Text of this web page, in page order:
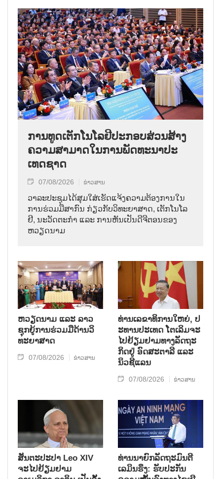
ການ​ທູດ​ເຕັກ​ໂນ​ໂລ​ຢີ​ປະ​ກອບ​ສ່ວນ​ສ້າງ​
ຄວາມ​ສາ​ມາດ​ໃນ​ການ​ພັດ​ທະ​ນາ​ປະ​
ເທດ​ຊາດ
07/08/2026 ຂ່າວສານ
ວາ​ລະ​ປະ​ຊຸມ​ໄດ້​ສຸມ​ໃສ່​ເຮັດ​ແຈ້ງ​ຄວາມ​ຕ້ອງ​ການ​ໃນ​
ການ​ຮ່ວມ​ມື​ສາ​ກົນ ກ່ຽວ​ກັບ​ວິ​ທະ​ຍາ​ສາດ, ເຕັກ​ໂນ​ໂລ​
ຢີ, ນະ​ວັດ​ຕະ​ກຳ ແລະ ການ​ຫັນ​ເປັນ​ດີ​ຈີ​ຕອນ​ຂອງ
ຫວຽດ​ນາມ
ຫວຽດ​ນາມ ແລະ ລາວ​
ຊຸກ​ຍູ້​ການ​ຮ່ວມ​ມື​ດ້ານວ​ິ​
ທະ​ຍາ​ສາດ
07/08/2026 ຂ່າວສານ
ທ່ານ​ເລ​ຂາ​ທິ​ການ​ໃຫຍ່, ປ​
ະ​ທານ​ປະ​ເທດ ໂຕ​ເລິມ​ຈະ​
ໄປ​ຢ້ຽມ​ຢາມ​ທາງ​ລັດ​ຖະ​
ກິດ​ຢູ່ ອົດ​ສະ​ຕາ​ລີ ແລະ
ນິວ​ຊີ​ແລນ
07/08/2026 ຂ່າວສານ
ສັນຕະປະປາ Leo XIV
ຈະໄປຢ້ຽມຢາມ
ທ່ານນາຍົກລັດຖະມົນຕີ
ເລມິນຮຶງ: ຮັບປະກັນ